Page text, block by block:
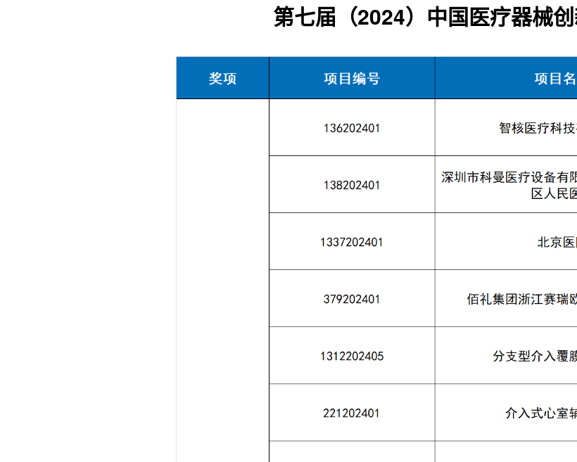
第七届（2024）中国医疗器械